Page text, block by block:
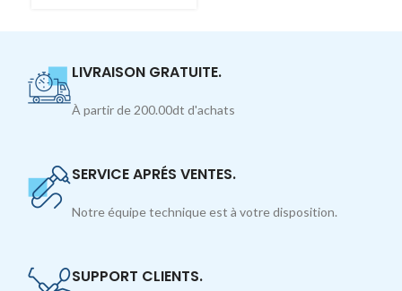
LIVRAISON GRATUITE.
À partir de 200.00dt d'achats
SERVICE APRÉS VENTES.
Notre équipe technique est à votre disposition.
SUPPORT CLIENTS.